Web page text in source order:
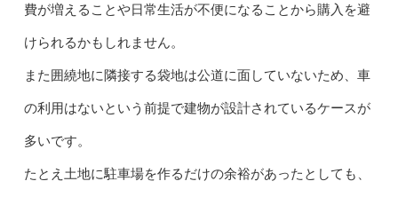
費が増えることや日常生活が不便になることから購入を避
けられるかもしれません。
また囲繞地に隣接する袋地は公道に面していないため、車
の利用はないという前提で建物が設計されているケースが
多いです。
たとえ土地に駐車場を作るだけの余裕があったとしても、